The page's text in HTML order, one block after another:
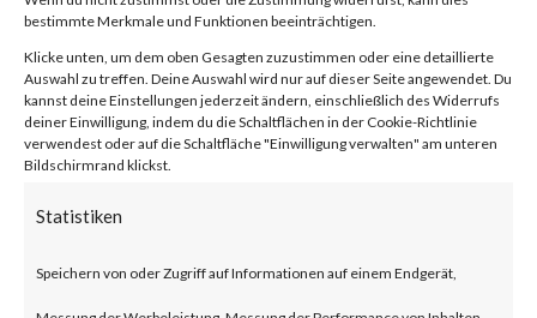
bestimmte Merkmale und Funktionen beeinträchtigen.
Klicke unten, um dem oben Gesagten zuzustimmen oder eine detaillierte
Auswahl zu treffen. Deine Auswahl wird nur auf dieser Seite angewendet. Du
kannst deine Einstellungen jederzeit ändern, einschließlich des Widerrufs
deiner Einwilligung, indem du die Schaltflächen in der Cookie-Richtlinie
verwendest oder auf die Schaltfläche "Einwilligung verwalten" am unteren
Bildschirmrand klickst.
Statistiken
Speichern von oder Zugriff auf Informationen auf einem Endgerät,
Facebook 0
What is VMware Apache
RocketMQ?
Apache RocketMQ is an open-
source distributed messaging